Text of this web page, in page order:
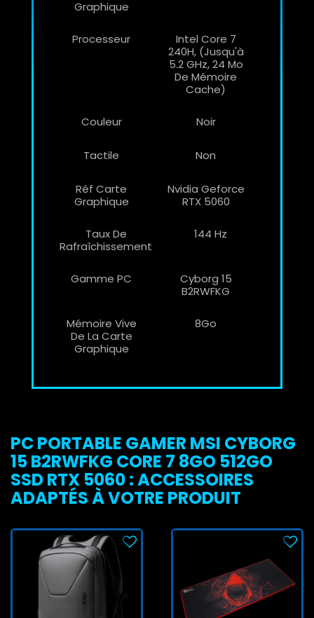
Graphique
Processeur
Intel Core 7
240H, (jusqu'à
5.2 GHz, 24 Mo
De Mémoire
Cache)
Couleur Noir
Tactile Non
Réf Carte
Graphique
Nvidia Geforce
RTX 5060
Taux De
Rafraîchissement
144 Hz
Gamme PC
Cyborg 15
B2RWFKG
Mémoire Vive
De La Carte
Graphique
8Go
PC PORTABLE GAMER MSI CYBORG
15 B2RWFKG CORE 7 8GO 512GO
SSD RTX 5060 : ACCESSOIRES
ADAPTÉS À VOTRE PRODUIT